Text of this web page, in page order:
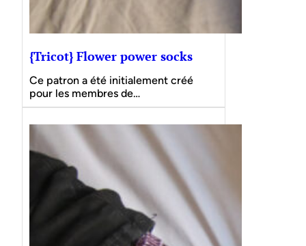
{Tricot} Flower power socks
Ce patron a été initialement créé
pour les membres de…